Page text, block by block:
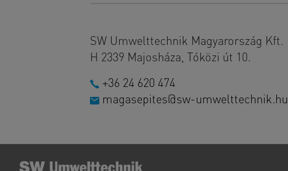
SW Umwelttechnik Magyarország Kft.
H 2339 Majosháza, Tóközi út 10.
+36 24 620 474
magasepites@sw-umwelttechnik.hu